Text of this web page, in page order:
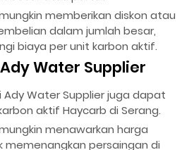
memberikan diskon atau
dalam jumlah besar,
biaya per unit karbon aktif.
Water Supplier
Ady Water Supplier juga dapat
aktif Haycarb di Serang.
menawarkan harga
persaingan di